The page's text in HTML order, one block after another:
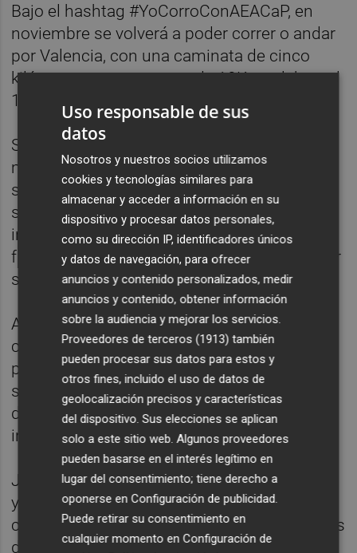
Bajo el hashtag #YoCorroConAEACaP, en
noviembre se volverá a poder correr o andar
por Valencia, con una caminata de cinco
kilómetros o una carrera de 10K a celebrar el
19 de noviembre en el rio Turia.
Se estima una participación por encima del
millar de personas, pero entre ellas
sobresaldrá un colectivo especial: el de
supervivientes de la enfermedad, que
independientemente de sus condiciones
físicas realizarán el recorrido para simbolizar
su triunfo médico y personal.
A ellos se unirán diversas asociaciones,
como Bombers Pel Món Valencia (cuyo
presidente, Teo Javaloyes, también ha
superado la enfermedad) Teo , que
disputarán la prueba ataviados con traje de
intervención.
Junto a las inscripciones, aquellas personas
y entidades que quieran colaborar con la
causa sin realizar la prueba podrán hacer sus
donaciones igualmente a través del ‘Dorsal
Uso responsable de sus
datos
Nosotros y nuestros socios utilizamos
cookies y tecnologías similares para
almacenar y acceder a información en su
dispositivo y procesar datos personales,
como su dirección IP, identificadores únicos
y datos de navegación, para ofrecer
anuncios y contenido personalizados, medir
anuncios y contenido, obtener información
sobre la audiencia y mejorar los servicios.
Proveedores de terceros (1913) también
pueden procesar sus datos para estos y
otros fines, incluido el uso de datos de
geolocalización precisos y características
del dispositivo. Sus elecciones se aplican
solo a este sitio web. Algunos proveedores
pueden basarse en el interés legítimo en
lugar del consentimiento; tiene derecho a
oponerse enConfiguración de publicidad.
Puede retirar su consentimiento en
cualquier momento enConfiguración de